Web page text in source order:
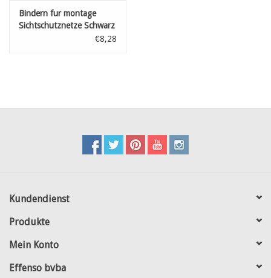
Bindern fur montage
Sichtschutznetze Schwarz
€8,28
Kundendienst
Produkte
Mein Konto
Effenso bvba